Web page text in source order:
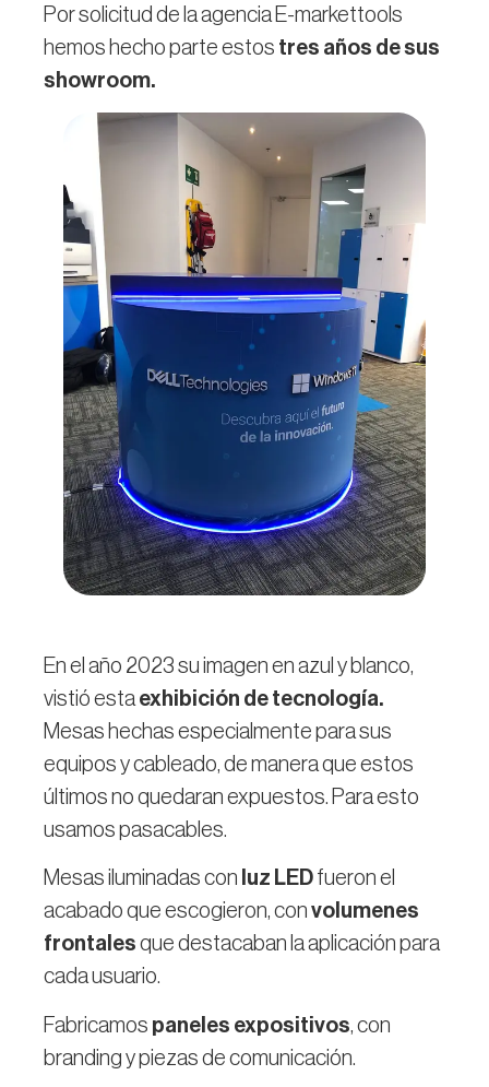
Por solicitud de la agencia E-markettools
hemos hecho parte estos tres años de sus
showroom.
En el año 2023 su imagen en azul y blanco,
vistió esta exhibición de tecnología.
Mesas hechas especialmente para sus
equipos y cableado, de manera que estos
últimos no quedaran expuestos. Para esto
usamos pasacables.
Mesas iluminadas con luz LED fueron el
acabado que escogieron, con volumenes
frontales que destacaban la aplicación para
cada usuario.
Fabricamos paneles expositivos, con
branding y piezas de comunicación.